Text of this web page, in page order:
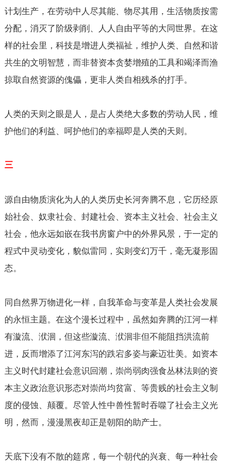
计划生产，在劳动中人尽其能、物尽其用，生活物质按需
分配，消灭了阶级剥削、人人自由平等的大同世界。在这
样的社会里，科技是增进人类福祉，维护人类、自然和谐
共生的文明智慧，而非替资本贪婪增殖的工具和竭泽而渔
掠取自然资源的傀儡，更非人类自相残杀的打手。
人类的天则之眼是人，是占人类绝大多数的劳动人民，维
护他们的利益、呵护他们的幸福即是人类的天则。
三
源自由物质演化为人的人类历史长河奔腾不息，它历经原
始社会、奴隶社会、封建社会、资本主义社会、社会主义
社会，他永远如嵌在我书房窗户中的外界风景，于一定的
程式中灵动变化，貌似雷同，实则变幻万千，毫无凝形固
态。
同自然界万物进化一样，自我革命与变革是人类社会发展
的永恒主题。在这个漫长过程中，虽然如奔腾的江河一样
有漩流、洑洄，但这些漩流、洑洄非但不能阻挡洪流前
进，反而增添了江河东泻的跌宕多姿与豪迈壮美。如资本
主义时代封建社会意识回潮，崇尚弱肉强食丛林法则的资
本主义政治意识形态对崇尚均贫富、等贵贱的社会主义制
度的侵蚀、颠覆。尽管人性中兽性暂时吞噬了社会主义光
明，然而，漫漫黑夜却正是朝阳的助产士。
天底下没有不散的筵席，每一个朝代的兴衰、每一种社会